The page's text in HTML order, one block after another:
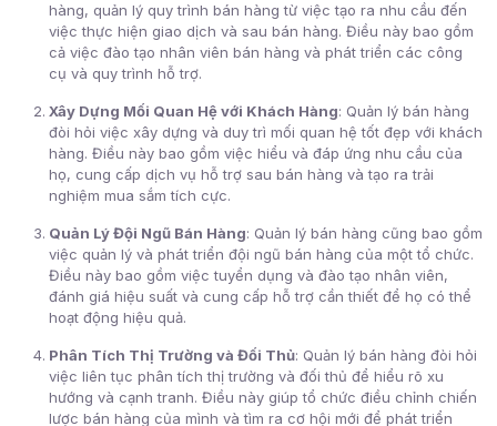
hàng, quản lý quy trình bán hàng từ việc tạo ra nhu cầu đến
việc thực hiện giao dịch và sau bán hàng. Điều này bao gồm
cả việc đào tạo nhân viên bán hàng và phát triển các công
cụ và quy trình hỗ trợ.
Xây Dựng Mối Quan Hệ với Khách Hàng: Quản lý bán hàng
đòi hỏi việc xây dựng và duy trì mối quan hệ tốt đẹp với khách
hàng. Điều này bao gồm việc hiểu và đáp ứng nhu cầu của
họ, cung cấp dịch vụ hỗ trợ sau bán hàng và tạo ra trải
nghiệm mua sắm tích cực.
Quản Lý Đội Ngũ Bán Hàng: Quản lý bán hàng cũng bao gồm
việc quản lý và phát triển đội ngũ bán hàng của một tổ chức.
Điều này bao gồm việc tuyển dụng và đào tạo nhân viên,
đánh giá hiệu suất và cung cấp hỗ trợ cần thiết để họ có thể
hoạt động hiệu quả.
Phân Tích Thị Trường và Đối Thủ: Quản lý bán hàng đòi hỏi
việc liên tục phân tích thị trường và đối thủ để hiểu rõ xu
hướng và cạnh tranh. Điều này giúp tổ chức điều chỉnh chiến
lược bán hàng của mình và tìm ra cơ hội mới để phát triển